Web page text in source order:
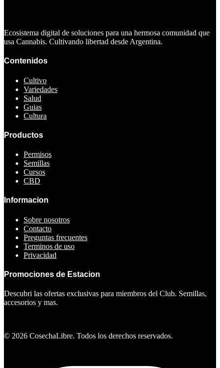
Ecosistema digital de soluciones para una hermosa comunidad que
usa Cannabis. Cultivando libertad desde Argentina.
Contenidos
Cultivo
Variedades
Salud
Guias
Cultura
Productos
Permisos
Semillas
Cursos
CBD
Informacion
Sobre nosotros
Contacto
Preguntas frecuentes
Terminos de uso
Privacidad
Promociones de Estacion
Descubri las ofertas exclusivas para miembros del Club. Semillas,
accesorios y mas.
© 2026 CosechaLibre. Todos los derechos reservados.